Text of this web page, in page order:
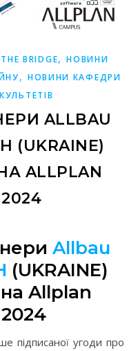
BRIDGE,НОВИНИ
, НОВИНИ КАФЕДРИ
ALLBAU
(UKRAINE)
ALLPLAN
Allbau
(UKRAINE)
Allplan